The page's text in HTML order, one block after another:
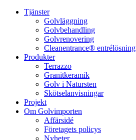
Tjänster
Golvläggning
Golvbehandling
Golvrenovering
Cleanentrance® entrélösning
Produkter
Terrazzo
Granitkeramik
Golv i Natursten
Skötselanvisningar
Projekt
Om Golvimporten
Affärsidé
Företagets policys